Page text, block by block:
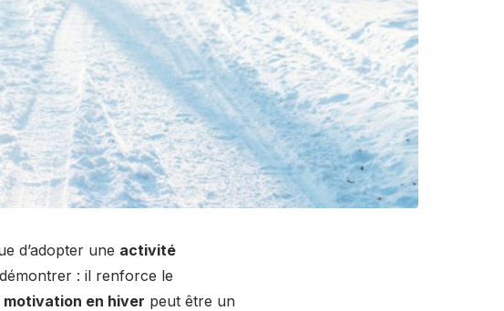
d’adopter une activité
: il renforce le
motivation en hiver peut être un